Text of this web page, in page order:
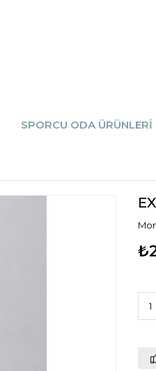
SPORCU ODA ÜRÜNLERİ